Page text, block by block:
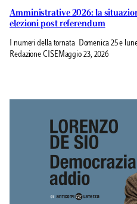
Amministrative 2026: la
elezioni post referendum
I numeri della tornata Domenica 25 e
Redazione CISEMaggio 23, 2026